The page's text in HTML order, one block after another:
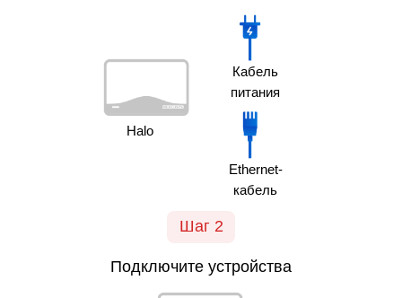
Halo
Кабель
питания
Ethernet-
кабель
Шаг 2
Подключите устройства